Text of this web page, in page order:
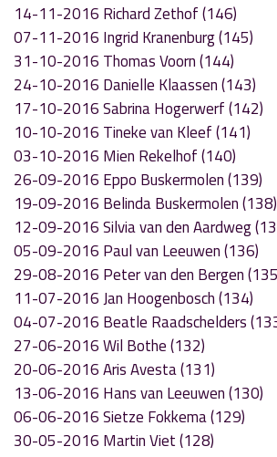
14-11-2016 Richard Zethof (146)
07-11-2016 Ingrid Kranenburg (145)
31-10-2016 Thomas Voorn (144)
24-10-2016 Danielle Klaassen (143)
17-10-2016 Sabrina Hogerwerf (142)
10-10-2016 Tineke van Kleef (141)
03-10-2016 Mien Rekelhof (140)
26-09-2016 Eppo Buskermolen (139)
19-09-2016 Belinda Buskermolen (138)
12-09-2016 Silvia van den Aardweg
05-09-2016 Paul van Leeuwen (136)
29-08-2016 Peter van den Bergen
11-07-2016 Jan Hoogenbosch (134)
04-07-2016 Beatle Raadschelders
27-06-2016 Wil Bothe (132)
20-06-2016 Aris Avesta (131)
13-06-2016 Hans van Leeuwen (130)
06-06-2016 Sietze Fokkema (129)
30-05-2016 Martin Viet (128)